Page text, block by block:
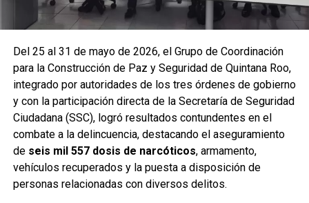
Entre las acciones destacadas se encuentran detenciones
relevantes en
Benito Juárez, Lázaro Cárdenas y Tulum
donde autoridades federales y estatales aseguraron
Del 25 al 31 de mayo de 2026, el Grupo de Coordinación
para la Construcción de Paz y Seguridad de Quintana Roo,
integrado por autoridades de los tres órdenes de gobierno
y con la participación directa de la Secretaría de Seguridad
Ciudadana (SSC), logró resultados contundentes en el
combate a la delincuencia, destacando el aseguramiento
de seis mil 557 dosis de narcóticos, armamento,
vehículos recuperados y la puesta a disposición de
personas relacionadas con diversos delitos.